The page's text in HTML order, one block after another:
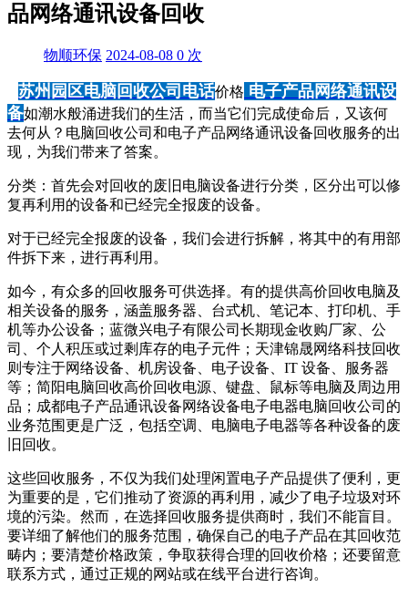
品网络通讯设备回收
物顺环保 2024-08-08 0 次
苏州园区电脑回收公司电话价格 电子产品网络通讯设
备如潮水般涌进我们的生活，而当它们完成使命后，又该何
去何从？电脑回收公司和电子产品网络通讯设备回收服务的出
现，为我们带来了答案。
分类：首先会对回收的废旧电脑设备进行分类，区分出可以修
复再利用的设备和已经完全报废的设备。
对于已经完全报废的设备，我们会进行拆解，将其中的有用部
件拆下来，进行再利用。
如今，有众多的回收服务可供选择。有的提供高价回收电脑及
相关设备的服务，涵盖服务器、台式机、笔记本、打印机、手
机等办公设备；蓝微兴电子有限公司长期现金收购厂家、公
司、个人积压或过剩库存的电子元件；天津锦晟网络科技回收
则专注于网络设备、机房设备、电子设备、IT 设备、服务器
等；简阳电脑回收高价回收电源、键盘、鼠标等电脑及周边用
品；成都电子产品通讯设备网络设备电子电器电脑回收公司的
业务范围更是广泛，包括空调、电脑电子电器等各种设备的废
旧回收。
这些回收服务，不仅为我们处理闲置电子产品提供了便利，更
为重要的是，它们推动了资源的再利用，减少了电子垃圾对环
境的污染。然而，在选择回收服务提供商时，我们不能盲目。
要详细了解他们的服务范围，确保自己的电子产品在其回收范
畴内；要清楚价格政策，争取获得合理的回收价格；还要留意
联系方式，通过正规的网站或在线平台进行咨询。